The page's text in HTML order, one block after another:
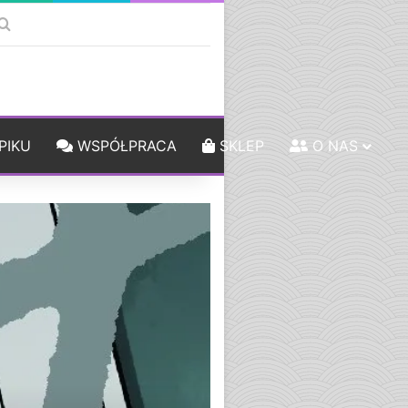
WSPÓŁPRACA SKLEP O NAS